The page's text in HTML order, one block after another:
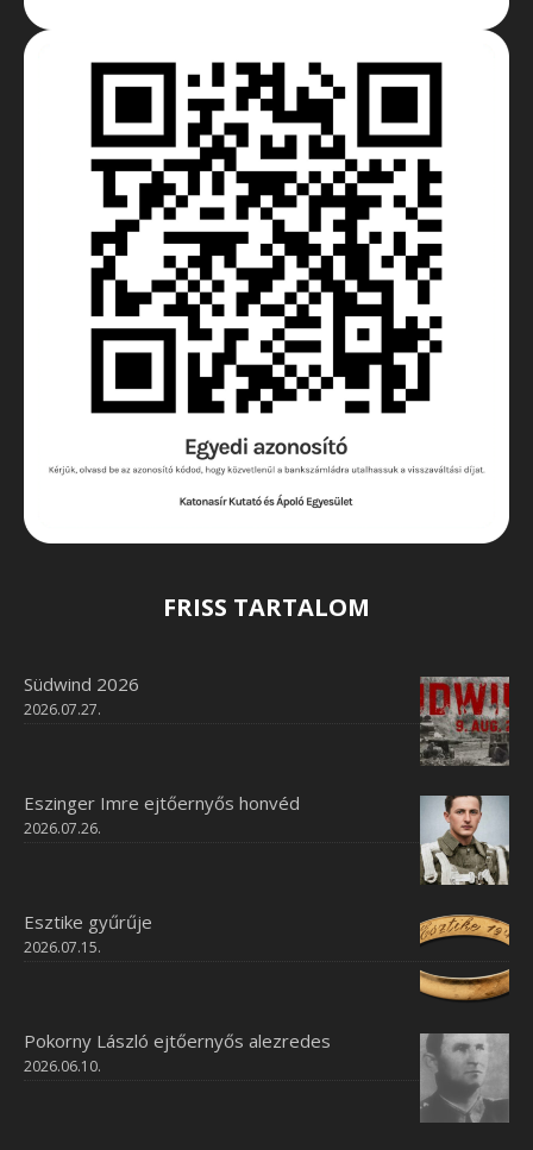
FRISS TARTALOM
Südwind 2026
2026.07.27.
Eszinger Imre ejtőernyős honvéd
2026.07.26.
Esztike gyűrűje
2026.07.15.
Pokorny László ejtőernyős alezredes
2026.06.10.